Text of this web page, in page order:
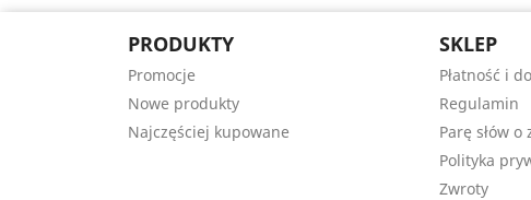
PRODUKTY
Promocje
Nowe produkty
Najczęściej kupowane
SKLEP
Płatność i
Regulamin
Parę słów o
Polityka
Zwroty